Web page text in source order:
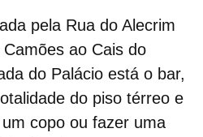
pela Rua do Alecrim
ao Cais do
do Palácio está o bar,
do piso térreo e
copo ou fazer uma